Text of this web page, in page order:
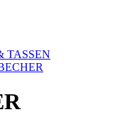
TASSEN